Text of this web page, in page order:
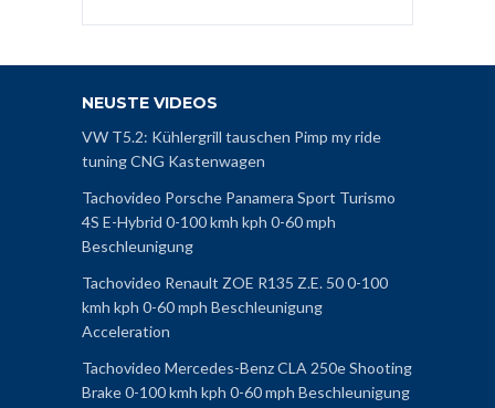
NEUSTE VIDEOS
VW T5.2: Kühlergrill tauschen Pimp my ride
tuning CNG Kastenwagen
Tachovideo Porsche Panamera Sport Turismo
4S E-Hybrid 0-100 kmh kph 0-60 mph
Beschleunigung
Tachovideo Renault ZOE R135 Z.E. 50 0-100
kmh kph 0-60 mph Beschleunigung
Acceleration
Tachovideo Mercedes-Benz CLA 250e Shooting
Brake 0-100 kmh kph 0-60 mph Beschleunigung